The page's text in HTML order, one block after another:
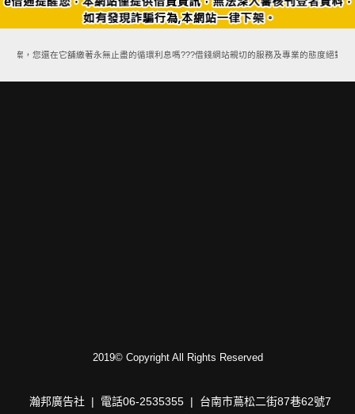
方案，您還在它舖繳著永無止盡的循環利息嗎???借錢網站親切的服務及專業的態度絕對
2019© Copyright All Rights Reserved
瀚邦廣告社 | 電話06-2535355 | 台南市蔦松二街87巷62號7